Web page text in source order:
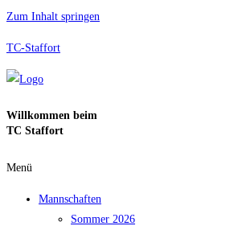
Zum Inhalt springen
TC-Staffort
Willkommen beim
TC Staffort
Menü
Mannschaften
Sommer 2026